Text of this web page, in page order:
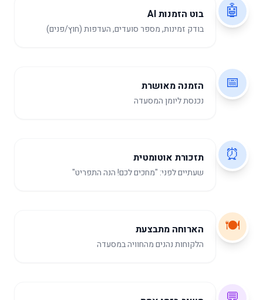
🤖 בוט הזמנות AI
בודק זמינות, מספר סועדים, העדפות (חוץ/פנים)
📅 הזמנה מאושרת
נכנסת ליומן המסעדה
⏰ תזכורת אוטומטית
שעתיים לפני: "מחכים לכם! הנה התפריט"
🍽️ הארוחה מתבצעת
הלקוחות נהנים מהחוויה במסעדה